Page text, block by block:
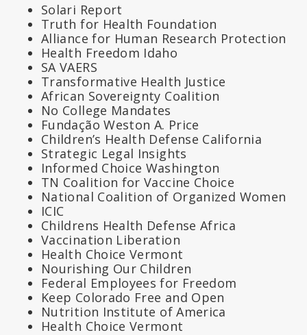
Solari Report
Truth for Health Foundation
Alliance for Human Research Protection
Health Freedom Idaho
SA VAERS
Transformative Health Justice
African Sovereignty Coalition
No College Mandates
Fundação Weston A. Price
Children’s Health Defense California
Strategic Legal Insights
Informed Choice Washington
TN Coalition for Vaccine Choice
National Coalition of Organized Women
ICIC
Childrens Health Defense Africa
Vaccination Liberation
Health Choice Vermont
Nourishing Our Children
Federal Employees for Freedom
Keep Colorado Free and Open
Nutrition Institute of America
Health Choice Vermont